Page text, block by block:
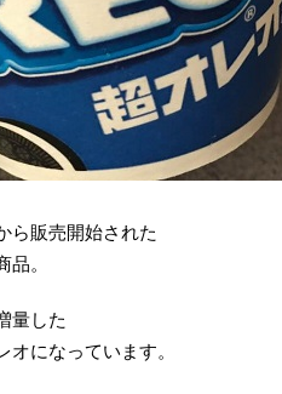
ら販売開始された
。
量した
オになっています。